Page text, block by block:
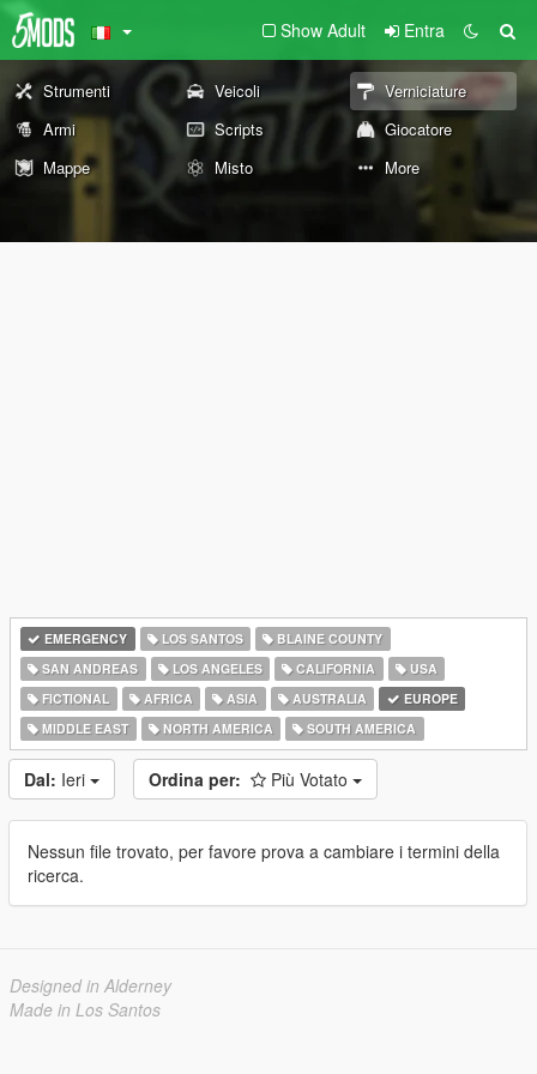
Show Adult Entra
Strumenti Veicoli
Verniciature
Armi
Scripts
Giocatore
Mappe
Misto More
EMERGENCY LOS SANTOS
BLAINE COUNTY
SAN ANDREAS
LOS ANGELES CALIFORNIA
USA
FICTIONAL
AFRICA ASIA AUSTRALIA
EUROPE
MIDDLE EAST
NORTH AMERICA SOUTH AMERICA
Dal: Ieri Ordina per: Più Votato
Nessun file trovato, per favore prova a cambiare i termini della
ricerca.
Designed in Alderney
Made in Los Santos